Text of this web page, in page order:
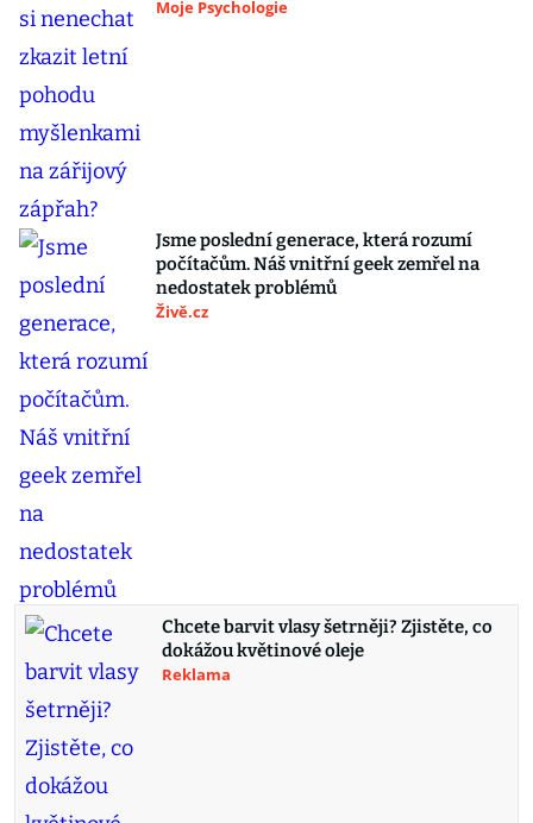
Moje Psychologie
Jsme poslední generace, která rozumí
počítačům. Náš vnitřní geek zemřel na
nedostatek problémů
Živě.cz
Chcete barvit vlasy šetrněji? Zjistěte, co
dokážou květinové oleje
Reklama